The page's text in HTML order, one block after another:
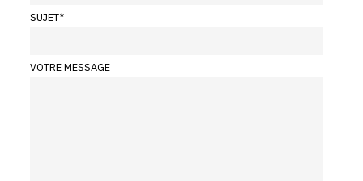
SUJET*
VOTRE MESSAGE